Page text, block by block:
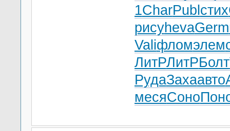
1CharPubl стих
рисуhevaGerm
Valiфломэлем
ЛитРЛитРБолт
РудаЗахаавто
месяСоно